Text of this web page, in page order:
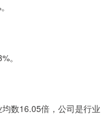
。
数16.05倍，公司是行业